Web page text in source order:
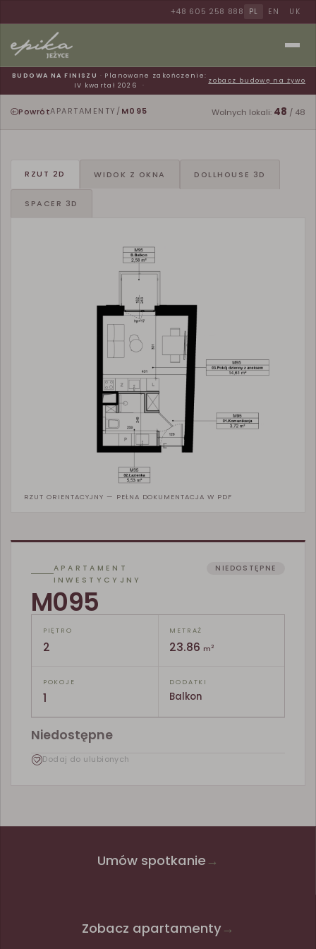
+48 605 258 888 PL EN UK
BUDOWA NA FINISZU · Planowane zakończenie:
IV kwartał 2026
zobacz budowę na żywo
PowrótAPARTAMENTY / M095 Wolnych lokali: 48 / 48
RZUT 2D WIDOK Z OKNA DOLLHOUSE 3D
SPACER 3D
RZUT ORIENTACYJNY — PEŁNA DOKUMENTACJA W PDF
APARTAMENT
INWESTYCYJNY
M095
NIEDOSTĘPNE
PIĘTRO
2
METRAŻ
23.86 m2
POKOJE
1
DODATKI
Balkon
Niedostępne
Dodaj do ulubionych
Umów spotkanie →
Zobacz apartamenty→